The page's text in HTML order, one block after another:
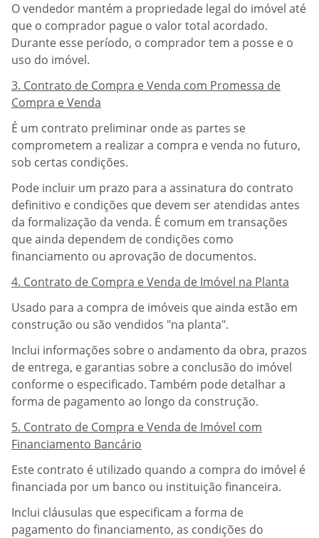
O vendedor mantém a propriedade legal do imóvel até
que o comprador pague o valor total acordado.
Durante esse período, o comprador tem a posse e o
uso do imóvel.
3. Contrato de Compra e Venda com Promessa de
Compra e Venda
É um contrato preliminar onde as partes se
comprometem a realizar a compra e venda no futuro,
sob certas condições.
Pode incluir um prazo para a assinatura do contrato
definitivo e condições que devem ser atendidas antes
da formalização da venda. É comum em transações
que ainda dependem de condições como
financiamento ou aprovação de documentos.
4. Contrato de Compra e Venda de Imóvel na Planta
Usado para a compra de imóveis que ainda estão em
construção ou são vendidos "na planta".
Inclui informações sobre o andamento da obra, prazos
de entrega, e garantias sobre a conclusão do imóvel
conforme o especificado. Também pode detalhar a
forma de pagamento ao longo da construção.
5. Contrato de Compra e Venda de Imóvel com
Financiamento Bancário
Este contrato é utilizado quando a compra do imóvel é
financiada por um banco ou instituição financeira.
Inclui cláusulas que especificam a forma de
pagamento do financiamento, as condições do